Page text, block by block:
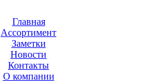
Главная
Ассортимент
Заметки
Новости
Контакты
О компании